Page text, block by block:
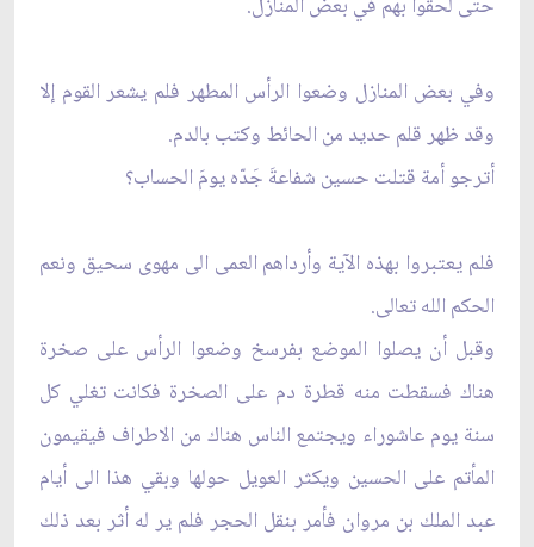
وفي بعض المنازل وضعوا الرأس المطهر فلم يشعر القوم إلا
وقد ظهر قلم حديد من الحائط وكتب بالدم.
أترجو أمة قتلت حسين شفاعةَ جَدّه يومَ الحساب؟
فلم يعتبروا بهذه الآية وأرداهم العمى الى مهوى سحيق ونعم
الحكم الله تعالى.
وقبل أن يصلوا الموضع بفرسخ وضعوا الرأس على صخرة
هناك فسقطت منه قطرة دم على الصخرة فكانت تغلي كل
سنة يوم عاشوراء ويجتمع الناس هناك من الاطراف فيقيمون
المأتم على الحسين ويكثر العويل حولها وبقي هذا الى أيام
عبد الملك بن مروان فأمر بنقل الحجر فلم ير له أثر بعد ذلك